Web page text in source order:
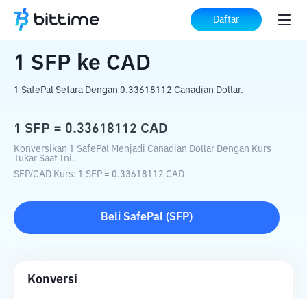
Daftar
Beranda Konverter Kripto ke CAD
1 SFP ke CAD
1 SafePal Setara Dengan 0.33618112 Canadian Dollar.
1 SFP = 0.33618112 CAD
Konversikan 1 SafePal Menjadi Canadian Dollar Dengan Kurs
Tukar Saat Ini.
SFP/CAD Kurs: 1 SFP = 0.33618112 CAD
Beli SafePal (SFP)
Konversi